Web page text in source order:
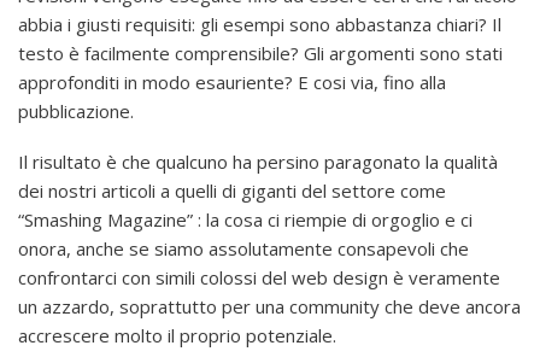
abbia i giusti requisiti: gli esempi sono abbastanza chiari? Il
testo è facilmente comprensibile? Gli argomenti sono stati
approfonditi in modo esauriente? E cosi via, fino alla
pubblicazione.
Il risultato è che qualcuno ha persino paragonato la qualità
dei nostri articoli a quelli di giganti del settore come
“Smashing Magazine” : la cosa ci riempie di orgoglio e ci
onora, anche se siamo assolutamente consapevoli che
confrontarci con simili colossi del web design è veramente
un azzardo, soprattutto per una community che deve ancora
accrescere molto il proprio potenziale.